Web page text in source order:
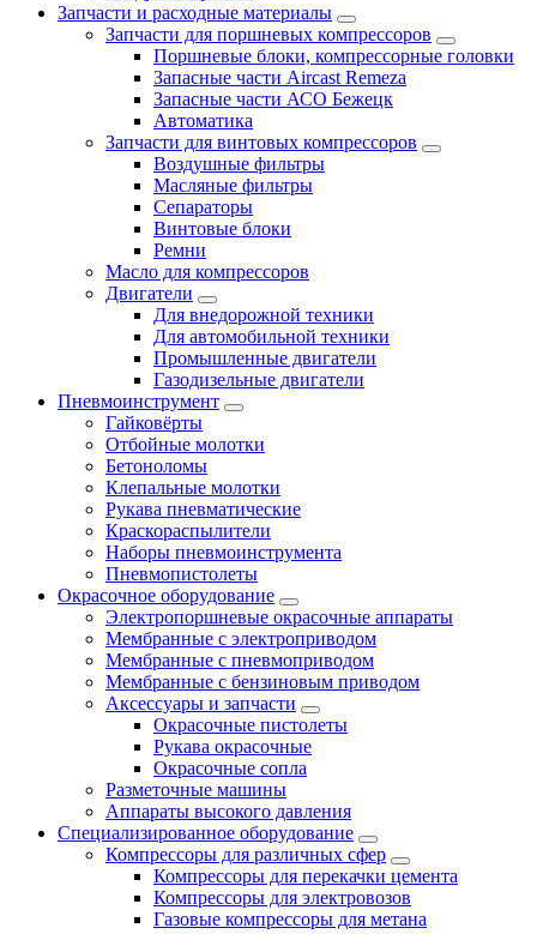
Запчасти и расходные материалы
Запчасти для поршневых компрессоров
Поршневые блоки, компрессорные головки
Запасные части Aircast Remeza
Запасные части АСО Бежецк
Автоматика
Запчасти для винтовых компрессоров
Воздушные фильтры
Масляные фильтры
Сепараторы
Винтовые блоки
Ремни
Масло для компрессоров
Двигатели
Для внедорожной техники
Для автомобильной техники
Промышленные двигатели
Газодизельные двигатели
Пневмоинструмент
Гайковёрты
Отбойные молотки
Бетоноломы
Клепальные молотки
Рукава пневматические
Краскораспылители
Наборы пневмоинструмента
Пневмопистолеты
Окрасочное оборудование
Электропоршневые окрасочные аппараты
Мембранные с электроприводом
Мембранные с пневмоприводом
Мембранные с бензиновым приводом
Аксессуары и запчасти
Окрасочные пистолеты
Рукава окрасочные
Окрасочные сопла
Разметочные машины
Аппараты высокого давления
Специализированное оборудование
Компрессоры для различных сфер
Компрессоры для перекачки цемента
Компрессоры для электровозов
Газовые компрессоры для метана